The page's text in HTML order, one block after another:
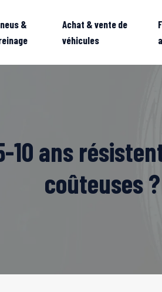
&
Achat & vente de
véhicules
10 ans
coûteuses ?